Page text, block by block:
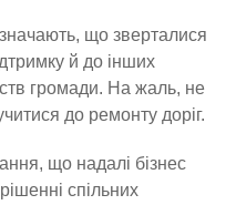
що зверталися
й до інших
громади. На жаль, не
до ремонту доріг.
що надалі бізнес
спільних